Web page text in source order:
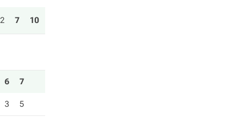
2 7 10
6 7
3 5